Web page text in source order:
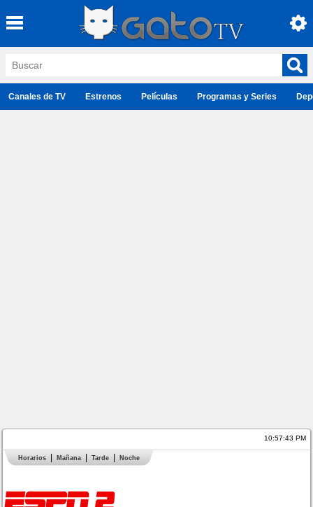
Canales de TV Estrenos Películas Programas y Series
10:57:43 PM
Horarios Mañana Tarde Noche